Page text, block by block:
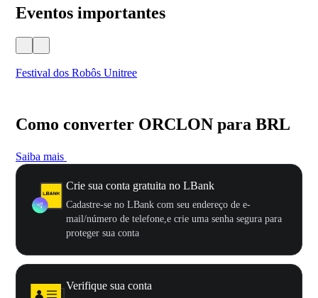
Eventos importantes
Festival dos Robôs Unitree
Como converter ORCLON para BRL
Saiba mais
Crie sua conta gratuita no LBank
Cadastre-se no LBank com seu endereço de e-
mail/número de telefone,e crie uma senha segura para
proteger sua conta
Verifique sua conta